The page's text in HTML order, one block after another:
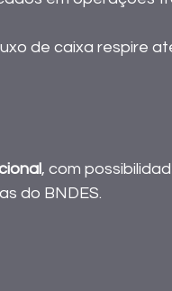
de caixa respire
, com
do BNDES.